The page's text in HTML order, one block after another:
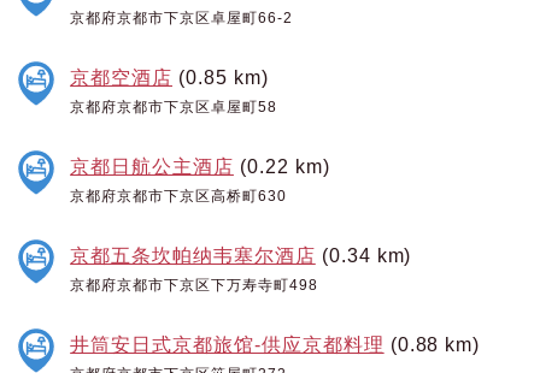
京都府京都市下京区卓屋町66-2
京都空酒店 (0.85 km)
京都府京都市下京区卓屋町58
京都日航公主酒店 (0.22 km)
京都府京都市下京区高桥町630
京都五条坎帕纳韦塞尔酒店 (0.34 km)
京都府京都市下京区下万寿寺町498
井筒安日式京都旅馆-供应京都料理 (0.88 km)